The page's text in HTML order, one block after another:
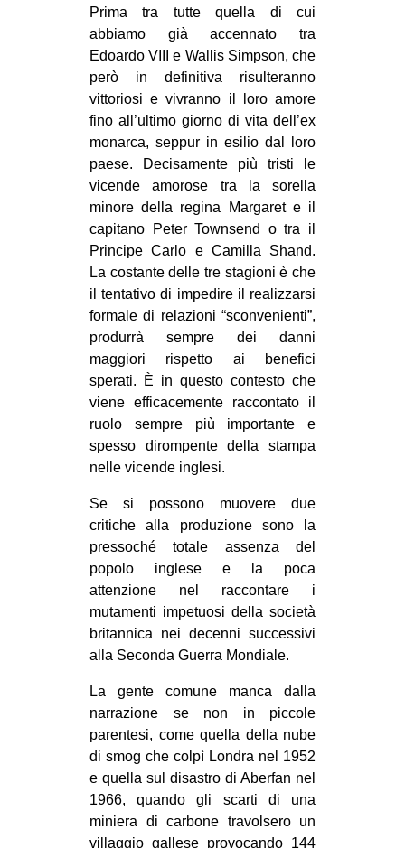
Prima tra tutte quella di cui
abbiamo già accennato tra
Edoardo VIII e Wallis Simpson, che
però in definitiva risulteranno
vittoriosi e vivranno il loro amore
fino all’ultimo giorno di vita dell’ex
monarca, seppur in esilio dal loro
paese. Decisamente più tristi le
vicende amorose tra la sorella
minore della regina Margaret e il
capitano Peter Townsend o tra il
Principe Carlo e Camilla Shand.
La costante delle tre stagioni è che
il tentativo di impedire il realizzarsi
formale di relazioni “sconvenienti”,
produrrà sempre dei danni
maggiori rispetto ai benefici
sperati. È in questo contesto che
viene efficacemente raccontato il
ruolo sempre più importante e
spesso dirompente della stampa
nelle vicende inglesi.
Se si possono muovere due
critiche alla produzione sono la
pressoché totale assenza del
popolo inglese e la poca
attenzione nel raccontare i
mutamenti impetuosi della società
britannica nei decenni successivi
alla Seconda Guerra Mondiale.
La gente comune manca dalla
narrazione se non in piccole
parentesi, come quella della nube
di smog che colpì Londra nel 1952
e quella sul disastro di Aberfan nel
1966, quando gli scarti di una
miniera di carbone travolsero un
villaggio gallese provocando 144